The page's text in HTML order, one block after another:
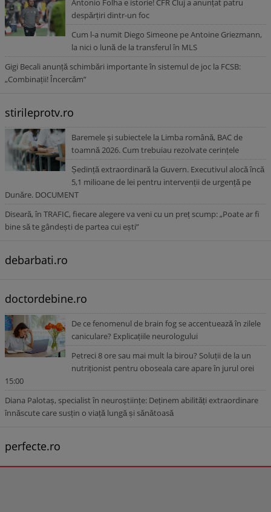
Antonio Folha e istorie! CFR Cluj a anunțat patru
despărțiri dintr-un foc
Cum l-a numit Diego Simeone pe Antoine Griezmann,
la nici o lună de la transferul în MLS
Gigi Becali anunță schimbări importante în sistemul de joc la FCSB:
„Combinații! Încercăm”
stirileprotv.ro
Baremele și subiectele la Limba română, BAC de
toamnă 2026. Cum trebuiau rezolvate cerințele
Ședință extraordinară la Guvern. Executivul alocă încă
5,1 milioane de lei pentru intervenții de urgență pe
Dunăre. DOCUMENT
Diseară, în TRAFIC, fiecare alegere va veni cu un preț scump: „Poate ar fi
bine să te gândești de partea cui ești”
debarbati.ro
doctordebine.ro
De ce fenomenul de brain fog se accentuează în zilele
caniculare? Explicațiile neurologului
Petreci 8 ore sau mai mult la birou? Soluții de la un
nutriționist pentru oboseala care apare în jurul orei
15:00
Diana Palotaș, specialist în neuroștiințe: Deținem abilități extraordinare
înnăscute care susțin o viață lungă și sănătoasă
perfecte.ro